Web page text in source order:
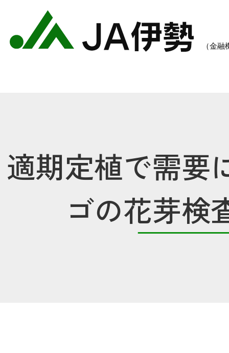
農業のご案内 各種手数料一覧 各種
適期定植で需要
ゴの花芽検